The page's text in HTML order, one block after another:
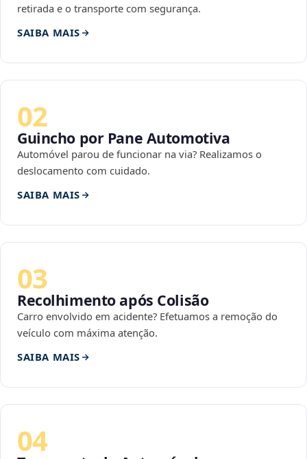
retirada e o transporte com segurança.
SAIBA MAIS
02
Guincho por Pane Automotiva
Automóvel parou de funcionar na via? Realizamos o
deslocamento com cuidado.
SAIBA MAIS
03
Recolhimento após Colisão
Carro envolvido em acidente? Efetuamos a remoção do
veículo com máxima atenção.
SAIBA MAIS
04